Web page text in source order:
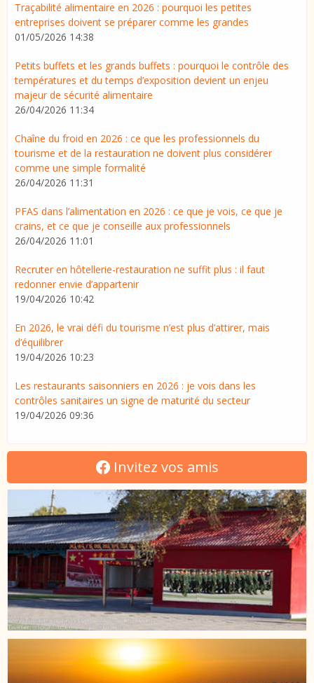
Traçabilité alimentaire en 2026 : pourquoi les petites
entreprises doivent se préparer comme les grandes
01/05/2026 14:38
Petits buffets et les grands buffets : pourquoi le contrôle des
températures et du temps d’exposition devient un enjeu
majeur de sécurité alimentaire
26/04/2026 11:34
Chaîne du froid en 2026 : ce que les professionnels du
tourisme et de la restauration ne doivent plus considérer
comme une simple formalité
26/04/2026 11:31
PFAS dans l’alimentation en 2026 : ce que je vois, ce que je
crains, et ce que je conseille aux professionnels
26/04/2026 11:01
Recruter en hôtellerie-restauration ne suffit plus : il faut
redonner envie d’appartenir
19/04/2026 10:42
En 2026, le vrai défi du tourisme n’est plus d’attirer, mais
d’équilibrer
19/04/2026 10:23
Les restaurants saisonniers en 2026 : je vois dans les
contrôles sanitaires un signe de maturité du secteur
19/04/2026 09:36
Invitez vos amis